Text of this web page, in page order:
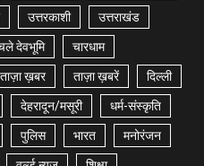
उत्तरकाशी उत्तराखंड
देवभूमि चारधाम
ताज़ा ख़बर ताज़ा ख़बरें दिल्ली
देहरादून/मसूरी धर्म-संस्कृति
पुलिस भारत मनोरंजन